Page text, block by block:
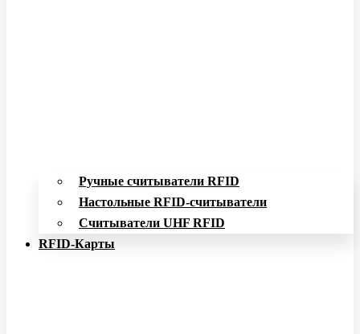
Ручные считыватели RFID
Настольные RFID-считыватели
Считыватели UHF RFID
RFID-Карты